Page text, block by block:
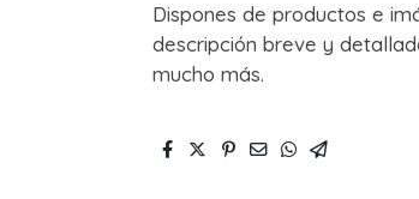
Dispones de productos e
descripción breve y
mucho más.